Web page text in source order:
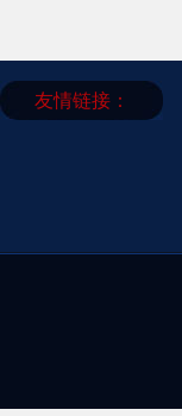
友情链接：